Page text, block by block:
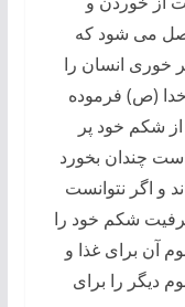
می شود که
خوری انسان را
خدا (ص) فرموده
شکم خود پر
چندان بخورد
و اگر نتوانست
ظرفیت شکم خود را
آن برای غذا و
دیگر را برای